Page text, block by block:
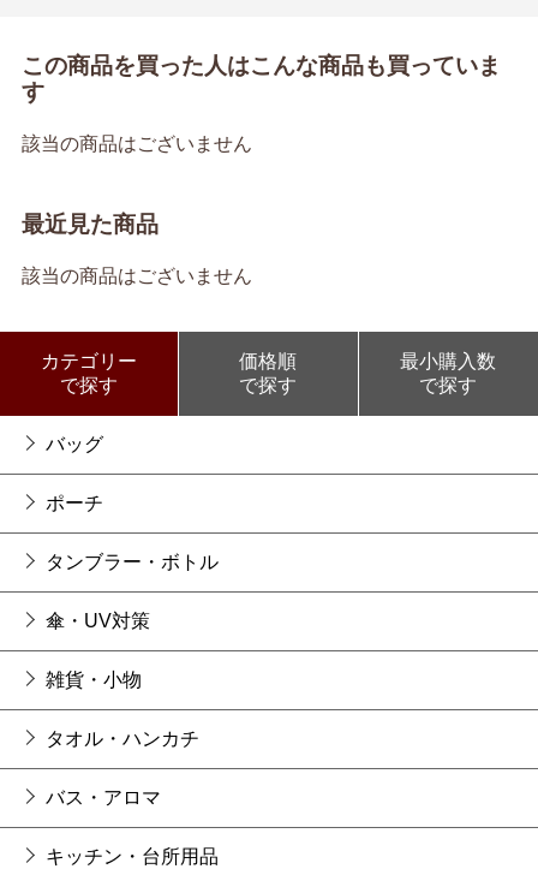
この商品を買った人はこんな商品も買っていま
す
該当の商品はございません
最近見た商品
該当の商品はございません
カテゴリー
で探す
価格順
で探す
最小購入数
で探す
バッグ
ポーチ
タンブラー・ボトル
傘・UV対策
雑貨・小物
タオル・ハンカチ
バス・アロマ
キッチン・台所用品